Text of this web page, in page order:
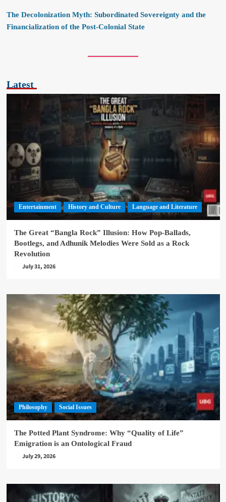
The Decolonization Myth: Subordinated Sovereignty and the
Financialization of the Post-Colonial State
Latest
Entertainment History and Culture Language and Literature
The Great “Bangla Rock” Illusion: How Pop-Ballads,
Bootlegs, and Adhunik Melodies Were Sold as a Rock
Revolution
July 31, 2026
Philosophy Social Issues
The Potted Plant Syndrome: Why “Quality of Life”
Emigration is an Ontological Fraud
July 29, 2026